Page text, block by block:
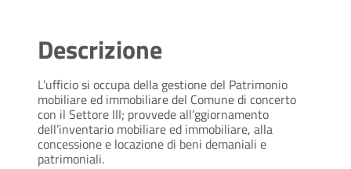
Descrizione
L’ufficio si occupa della gestione del Patrimonio
mobiliare ed immobiliare del Comune di concerto
con il Settore III; provvede all’ggiornamento
dell’inventario mobiliare ed immobiliare, alla
concessione e locazione di beni demaniali e
patrimoniali.